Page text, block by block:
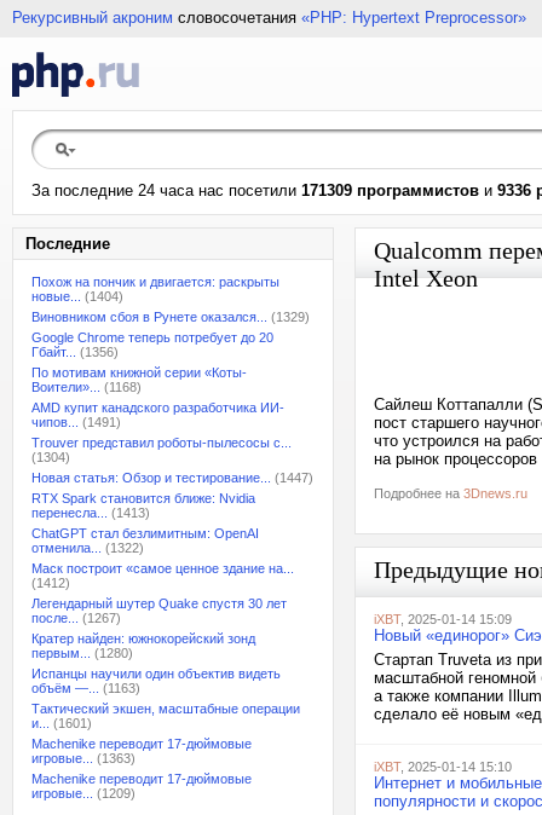
Рекурсивный акроним словосочетания «PHP: Hypertext Preprocessor»
За последние 24 часа нас посетили 171309 программистов и 9336
Последние
Похож на пончик и двигается: раскрыты
новые...
(1404)
Виновником сбоя в Рунете оказался...
(1329)
Google Chrome теперь потребует до 20
Гбайт...
(1356)
По мотивам книжной серии «Коты-
Воители»...
(1168)
AMD купит канадского разработчика ИИ-
чипов...
(1491)
Trouver представил роботы-пылесосы с...
(1304)
Новая статья: Обзор и тестирование...
(1447)
RTX Spark становится ближе: Nvidia
перенесла...
(1413)
ChatGPT стал безлимитным: OpenAI
отменила...
(1322)
Маск построит «самое ценное здание на...
(1412)
Легендарный шутер Quake спустя 30 лет
после...
(1267)
Кратер найден: южнокорейский зонд
первым...
(1280)
Испанцы научили один объектив видеть
объём —...
(1163)
Тактический экшен, масштабные операции
и...
(1601)
Machenike переводит 17-дюймовые
игровые...
(1363)
Machenike переводит 17-дюймовые
игровые...
(1209)
Qualcomm
Intel Xeon
Сайлеш Коттапалли
пост старшего
что устроился на
на рынок
Подробнее на 3Dnews.ru
Предыдущие
iXBT, 2025-01-14 15:09
Новый «единорог»
Стартап Truveta из
масштабной
а также компании
сделало её новым
iXBT, 2025-01-14 15:10
Интернет и
популярности и